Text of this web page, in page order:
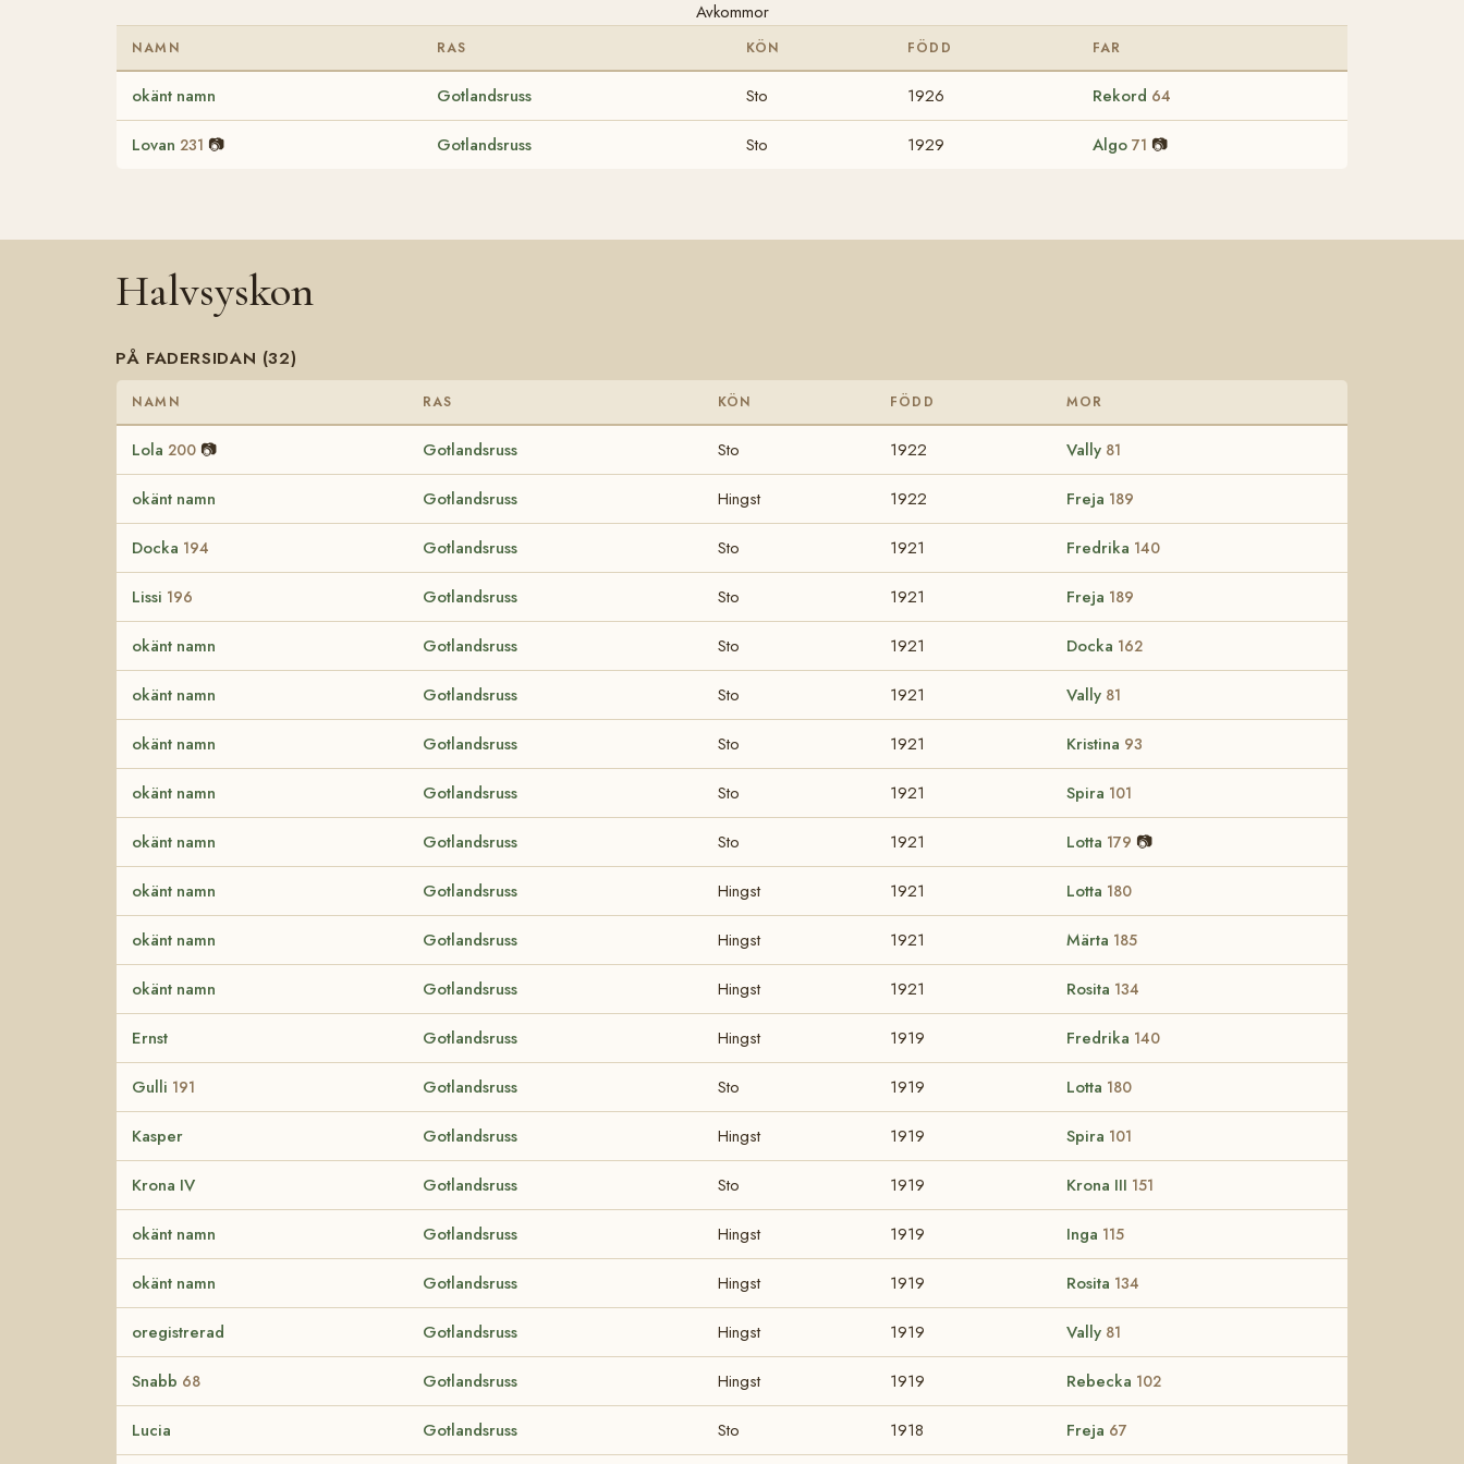
Avkommor
NAMN RAS KÖN FÖDD FAR
okänt namn Gotlandsruss Sto 1926 Rekord 64
Lovan 231 📷 Gotlandsruss Sto 1929 Algo 71 📷
Halvsyskon
PÅ FADERSIDAN (32)
NAMN RAS KÖN FÖDD MOR
Lola 200 📷 Gotlandsruss Sto 1922 Vally 81
okänt namn Gotlandsruss Hingst 1922 Freja 189
Docka 194 Gotlandsruss Sto 1921 Fredrika 140
Lissi 196 Gotlandsruss Sto 1921 Freja 189
okänt namn Gotlandsruss Sto 1921 Docka 162
okänt namn Gotlandsruss Sto 1921 Vally 81
okänt namn Gotlandsruss Sto 1921 Kristina 93
okänt namn Gotlandsruss Sto 1921 Spira 101
okänt namn Gotlandsruss Sto 1921 Lotta 179 📷
okänt namn Gotlandsruss Hingst 1921 Lotta 180
okänt namn Gotlandsruss Hingst 1921 Märta 185
okänt namn Gotlandsruss Hingst 1921 Rosita 134
Ernst Gotlandsruss Hingst 1919 Fredrika 140
Gulli 191 Gotlandsruss Sto 1919 Lotta 180
Kasper Gotlandsruss Hingst 1919 Spira 101
Krona IV Gotlandsruss Sto 1919 Krona III 151
okänt namn Gotlandsruss Hingst 1919 Inga 115
okänt namn Gotlandsruss Hingst 1919 Rosita 134
oregistrerad Gotlandsruss Hingst 1919 Vally 81
Snabb 68 Gotlandsruss Hingst 1919 Rebecka 102
Lucia Gotlandsruss Sto 1918 Freja 67